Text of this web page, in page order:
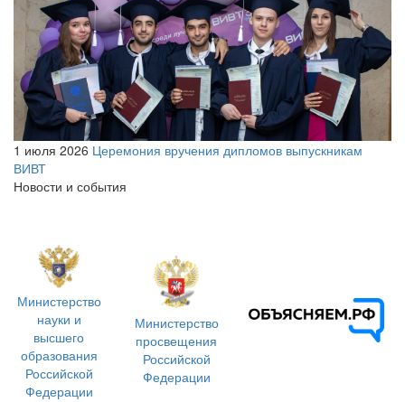
1 июля 2026 Церемония вручения дипломов выпускникам
ВИВТ
Новости и события
Министерство
науки и
высшего
образования
Российской
Федерации
Министерство
просвещения
Российской
Федерации